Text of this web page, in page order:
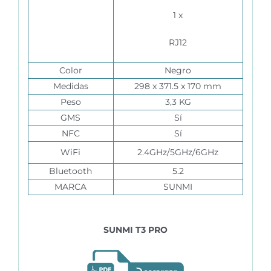
1 x
RJ12
Color
Negro
Medidas
298 x 371.5 x 170 mm
Peso
3,3 KG
GMS
Sí
NFC
Sí
WiFi
2.4GHz/5GHz/6GHz
Bluetooth
5.2
MARCA
SUNMI
SUNMI T3 PRO